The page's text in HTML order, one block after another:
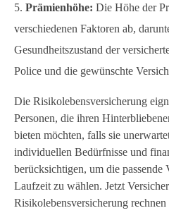
Prämienhöhe: Die Höhe der
verschiedenen Faktoren ab,
Gesundheitszustand der
Police und die gewünschte
Die Risikolebensversicherung
Personen, die ihren
bieten möchten, falls sie
individuellen Bedürfnisse und
berücksichtigen, um die passende
Laufzeit zu wählen. Jetzt
Risikolebensversicherung